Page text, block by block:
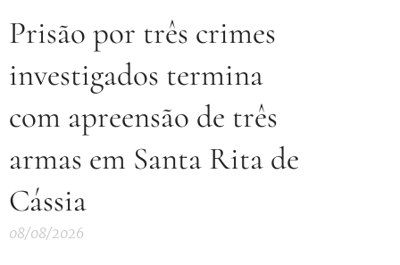
Prisão por três crimes
investigados termina
com apreensão de três
armas em Santa Rita de
Cássia
08/08/2026